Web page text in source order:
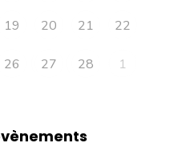
19 20 21 22
26 27 28 1